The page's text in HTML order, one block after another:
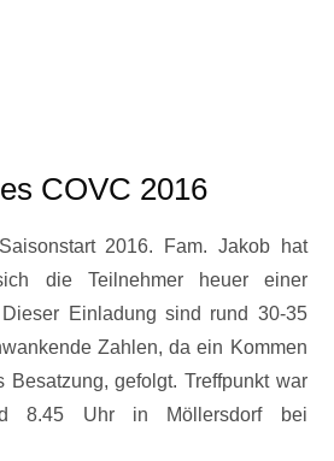
COVC 2016
2016. Fam. Jakob hat
die Teilnehmer heuer einer
Einladung sind rund 30-35
Zahlen, da ein Kommen
Besatzung, gefolgt. Treffpunkt war
8.45 Uhr in Möllersdorf bei